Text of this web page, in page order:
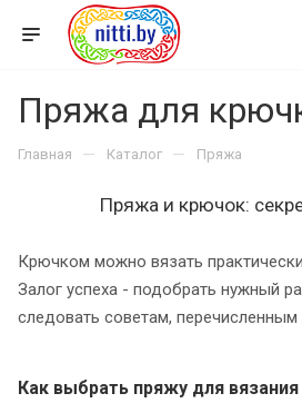
Пряжа для
Главная — Каталог — Пряжа
Пряжа и крючок:
Крючком можно вязать
Залог успеха - подобрать нужный
следовать советам, перечисленным
Как выбрать пряжу для